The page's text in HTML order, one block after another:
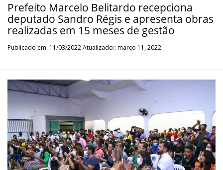
Prefeito Marcelo Belitardo recepciona
deputado Sandro Régis e apresenta obras
realizadas em 15 meses de gestão
Publicado em: 11/03/2022 Atualizado:: março 11, 2022